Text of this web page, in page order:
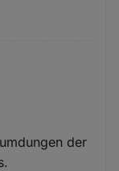
der